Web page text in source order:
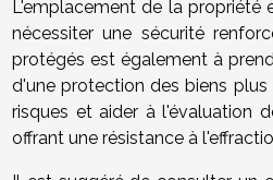
L'emplacement de la propriété
nécessiter une sécurité
protégés est également à
d'une protection des biens
risques et aider à l'évaluation
offrant une résistance à